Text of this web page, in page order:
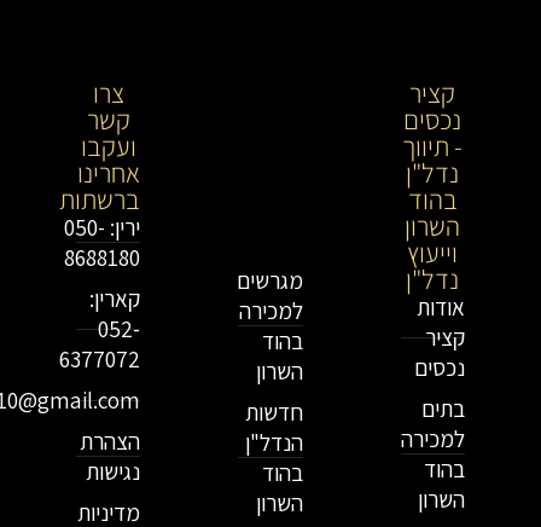
קציר
נכסים
- תיווך
נדל"ן
בהוד
השרון
וייעוץ
נדל"ן
אודות
קציר
נכסים
בתים
למכירה
בהוד
השרון
מגרשים
למכירה
בהוד
השרון
חדשות
הנדל"ן
בהוד
השרון
צרו
קשר
ועקבו
אחרינו
ברשתות
ירין: 050-
8688180
קארין:
052-
6377072
הצהרת
נגישות
מדיניות